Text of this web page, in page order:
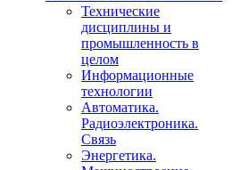
Технические
дисциплины и
промышленность в
целом
Информационные
технологии
Автоматика.
Радиоэлектроника.
Связь
Энергетика.